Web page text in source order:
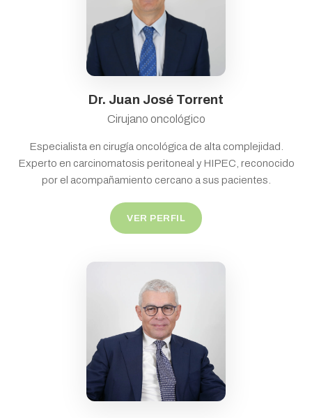
Dr. Juan José Torrent
Cirujano oncológico
Especialista en cirugía oncológica de alta complejidad.
Experto en carcinomatosis peritoneal y HIPEC, reconocido
por el acompañamiento cercano a sus pacientes.
VER PERFIL